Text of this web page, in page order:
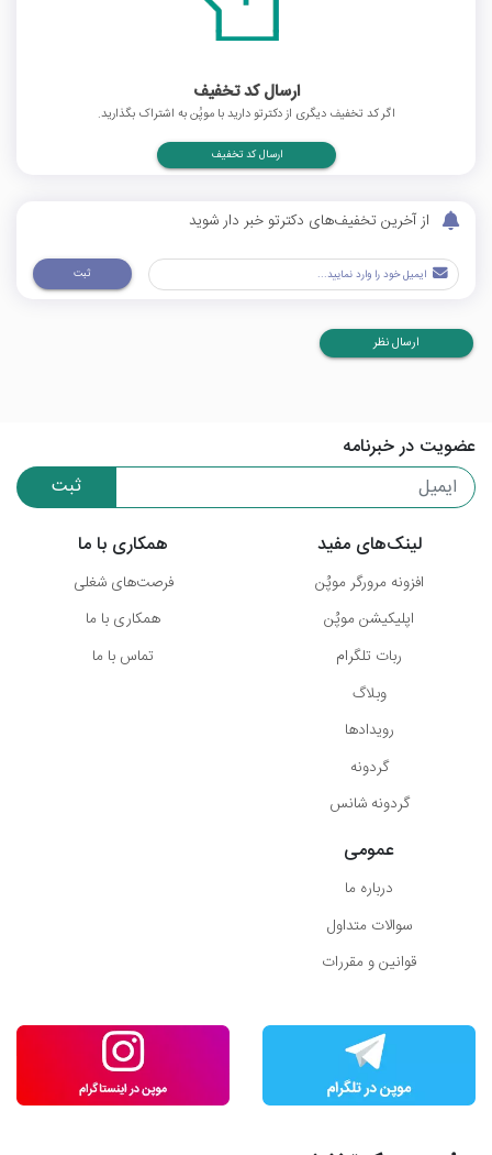
ارسال کد تخفیف
اگر کد تخفیف دیگری از دکترتو دارید با موپُن به اشتراک بگذارید.
ارسال کد تخفیف
از آخرین تخفیف‌های دکترتو خبر دار شوید
ثبت
ارسال نظر
عضویت در خبرنامه
ثبت
لینک‌های مفید
افزونه مرورگر موپُن
اپلیکیشن موپُن
ربات تلگرام
وبلاگ
رویدادها
گردونه
گردونه شانس
همکاری با ما
فرصت‌های شغلی
همکاری با ما
تماس با ما
عمومی
درباره ما
سوالات متداول
قوانین و مقررات